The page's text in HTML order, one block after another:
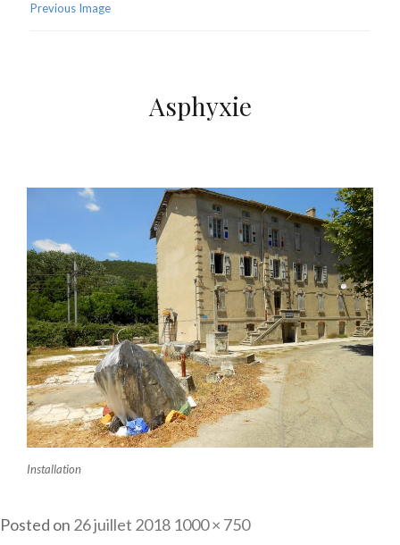
Previous Image
Asphyxie
Installation
Posted on 26 juillet 2018 Full
1000 × 750